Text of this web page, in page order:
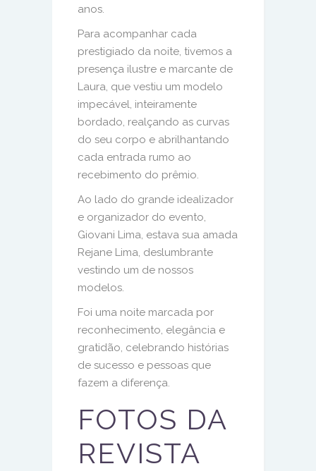
anos.
Para acompanhar cada
prestigiado da noite, tivemos a
presença ilustre e marcante de
Laura, que vestiu um modelo
impecável, inteiramente
bordado, realçando as curvas
do seu corpo e abrilhantando
cada entrada rumo ao
recebimento do prêmio.
Ao lado do grande idealizador
e organizador do evento,
Giovani Lima, estava sua amada
Rejane Lima, deslumbrante
vestindo um de nossos
modelos.
Foi uma noite marcada por
reconhecimento, elegância e
gratidão, celebrando histórias
de sucesso e pessoas que
fazem a diferença.
FOTOS DA
REVISTA